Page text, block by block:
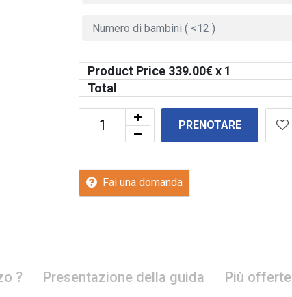
Product Price 339.00€ x 1
Total
PRENOTARE
Fai una domanda
? Presentazione della guida Più offerte